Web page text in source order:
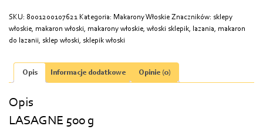
g
SKU: 8001200107621 Kategoria: Makarony Włoskie Znaczników: sklepy
włoskie, makaron włoski, makarony włoskie, włoski sklepik, lazania, makaron
do lazanii, sklep włoski, sklepik włoski
Opis Informacje dodatkowe Opinie (0)
Opis
LASAGNE 500 g